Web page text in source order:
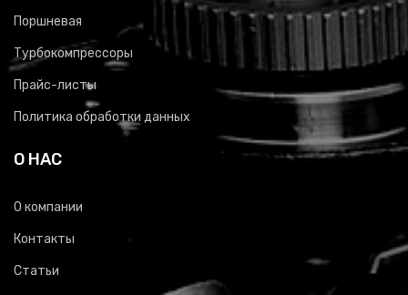
Поршневая
Турбокомпрессоры
Прайс-листы
Политика обработки данных
О НАС
О компании
Контакты
Статьи